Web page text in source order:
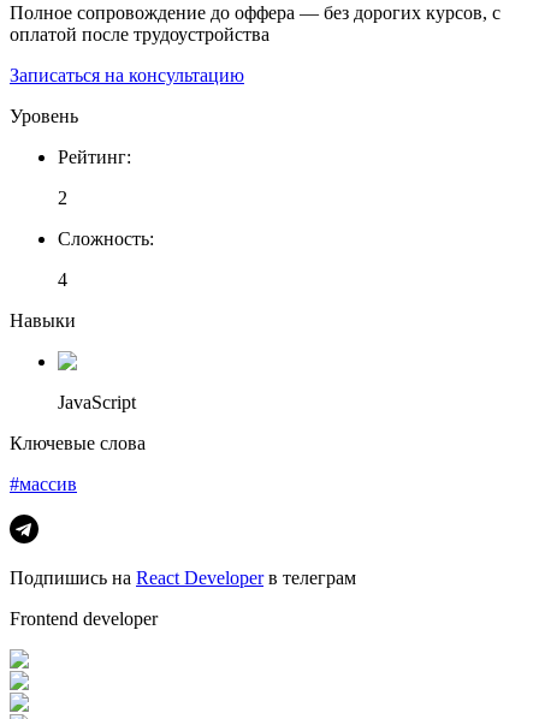
Полное сопровождение до оффера — без дорогих курсов, с
оплатой после трудоустройства
Записаться на консультацию
Уровень
Рейтинг:
2
Сложность:
4
Навыки
JavaScript
Ключевые слова
#массив
Подпишись на React Developerв телеграм
Frontend developer